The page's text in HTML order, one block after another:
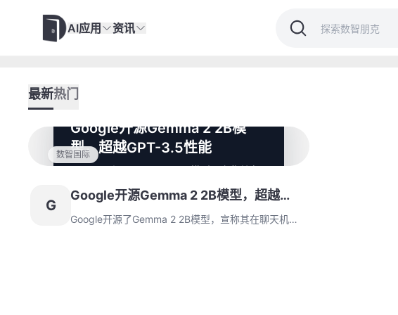
AI应用 资讯
最新热门
数智国际
Google开源Gemma 2 2B模
型，超越GPT-3.5性能
Google开源了Gemma 2 2B模型，宣称其在
Google还发布了安全内容分类模型
ShieldGemma和解释模型内部作业的Gemma
Scope，进一步展示其在AI领域的创新能力。
G
Google开源Gemma 2 2B模型，超越
GPT-3.5性能
Google开源了Gemma 2 2B模型，宣称其在聊天机器